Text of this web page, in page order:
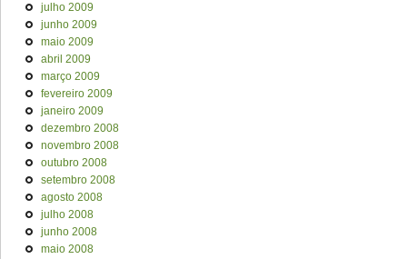
julho 2009
junho 2009
maio 2009
abril 2009
março 2009
fevereiro 2009
janeiro 2009
dezembro 2008
novembro 2008
outubro 2008
setembro 2008
agosto 2008
julho 2008
junho 2008
maio 2008